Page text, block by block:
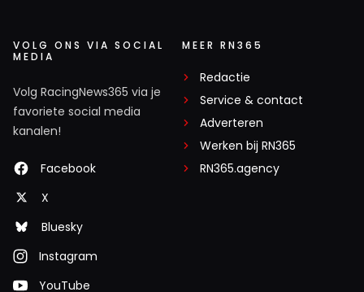
VOLG ONS VIA SOCIAL
MEDIA
Volg RacingNews365 via je
favoriete social media
kanalen!
Facebook
X
Bluesky
Instagram
YouTube
MEER RN365
Redactie
Service & contact
Adverteren
Werken bij RN365
RN365.agency